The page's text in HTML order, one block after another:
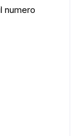
numero